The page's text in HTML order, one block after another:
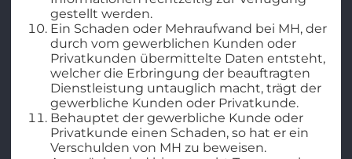
gestellt werden.
Ein Schaden oder Mehraufwand bei MH, der
durch vom gewerblichen Kunden oder
Privatkunden übermittelte Daten entsteht,
welcher die Erbringung der beauftragten
Dienstleistung untauglich macht, trägt der
gewerbliche Kunden oder Privatkunde.
Behauptet der gewerbliche Kunde oder
Privatkunde einen Schaden, so hat er ein
Verschulden von MH zu beweisen.